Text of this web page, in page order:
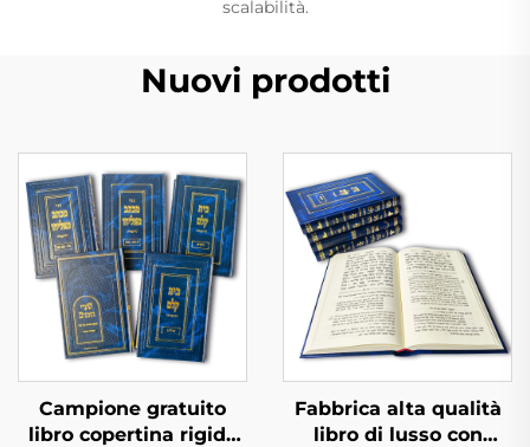
scalabilità.
Nuovi prodotti
Campione gratuito
libro copertina rigida
Fabbrica alta qualità
libro di lusso con